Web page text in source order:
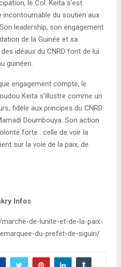
le Col. Keita s’est
du soutien aux
leadership, son engagement
de la Guinée et sa
idéaux du CNRD font de lui
guinéen.
engagement compte, le
Keita s’illustre comme un
fidèle aux principes du CNRD
Doumbouya. Son action
forte : celle de voir la
sur la voie de la paix, de
Infos
de-lunite-et-de-la-paix-
du-prefet-de-siguiri/